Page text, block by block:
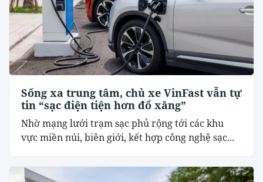
Sống xa trung tâm, chủ xe VinFast vẫn tự
tin “sạc điện tiện hơn đổ xăng”
Nhờ mạng lưới trạm sạc phủ rộng tới các khu
vực miền núi, biên giới, kết hợp công nghệ sạc...